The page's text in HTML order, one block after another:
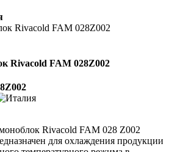
Rivacold FAM 028Z002
Rivacold FAM 028 Z002
для охлаждения продукции